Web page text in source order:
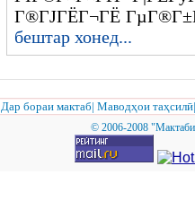
Г®ГЈГЁГ¬ГЁ
бештар хонед...
Дар бораи мактаб| Маводҳои таҳсилӣ
© 2006-2008 "Мактаби